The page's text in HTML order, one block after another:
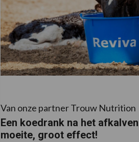
Van onze partner Trouw Nutrition
Een koedrank na het
moeite, groot effect!